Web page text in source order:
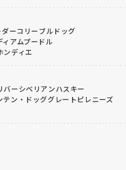
ーコリーブルドッグ
ィアムプードル
ンディエ
バーシベリアンハスキー
テン・ドッググレートピレニーズ